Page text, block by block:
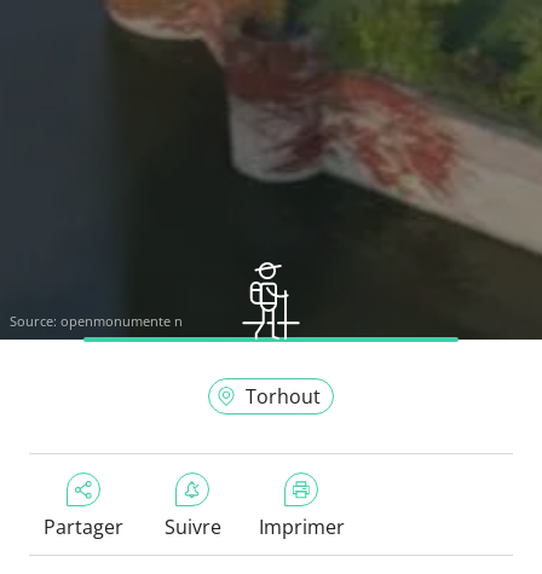
Source: openmonumente n
Torhout
Partager Suivre Imprimer